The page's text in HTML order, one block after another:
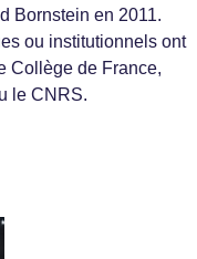
Bornstein en 2011.
ou institutionnels ont
Collège de France,
le CNRS.